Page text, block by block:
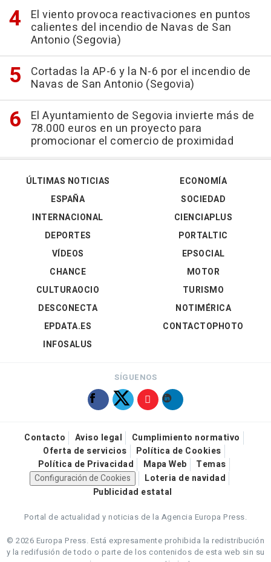
El viento provoca reactivaciones en puntos
calientes del incendio de Navas de San
Antonio (Segovia)
Cortadas la AP-6 y la N-6 por el incendio de
Navas de San Antonio (Segovia)
El Ayuntamiento de Segovia invierte más de
78.000 euros en un proyecto para
promocionar el comercio de proximidad
ÚLTIMAS NOTICIAS
ESPAÑA
INTERNACIONAL
DEPORTES
VÍDEOS
ECONOMÍA
SOCIEDAD
CIENCIAPLUS
PORTALTIC
EPSOCIAL
CHANCE
CULTURAOCIO
DESCONECTA
EPDATA.ES
INFOSALUS
MOTOR
TURISMO
NOTIMÉRICA
CONTACTOPHOTO
SÍGUENOS
Contacto Aviso legal
Cumplimiento normativo
Oferta de servicios
Política de Cookies
Política de Privacidad
Mapa Web
Temas
Configuración de Cookies
Loteria de navidad
Publicidad estatal
Portal de actualidad y noticias de la Agencia Europa Press.
© 2026 Europa Press. Está expresamente prohibida la redistribución
y la redifusión de todo o parte de los contenidos de esta web sin su